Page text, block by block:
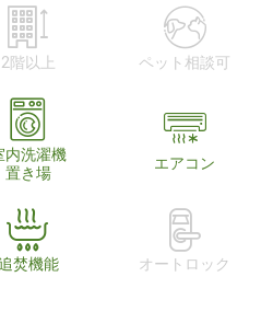
2階以上 ペット相談可
内洗濯機
置き場
エアコン
焚機能 オートロック